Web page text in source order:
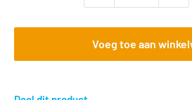
Voeg toe aan